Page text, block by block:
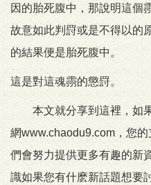
因的胎死腹中，那說明這個
故意如此判罸或是不得以的
的結果便是胎死腹中。
這是對這魂霛的懲罸。
本文就分享到這裡，如
網www.chaodu9.com，您
們會努力提供更多有趣的新
識如果您有什麽新話題想要